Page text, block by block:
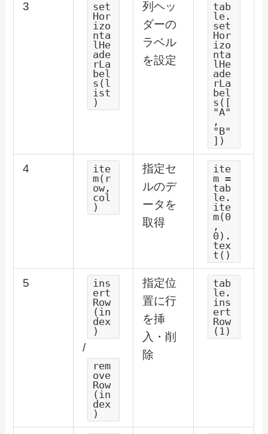
3
set
Hor
izo
nta
lHe
ade
rLa
bel
s(l
ist
)
列ヘッ
ダーの
ラベル
を設定
tab
le.
set
Hor
izo
nta
lHe
ade
rLa
bel
s([
"A"
,
"B"
])
4
ite
m(r
ow,
col
)
指定セ
ルのデ
ータを
取得
ite
m =
tab
le.
ite
m(0
,
0).
tex
t()
5
ins
ert
Row
(in
dex
)
/
rem
ove
Row
(in
dex
)
指定位
置に行
を挿
入・削
除
tab
le.
ins
ert
Row
(1)